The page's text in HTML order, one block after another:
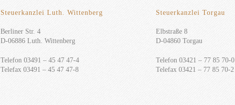
Steuerkanzlei Luth. Wittenberg
Berliner Str. 4
D-06886 Luth. Wittenberg
Telefon 03491 – 45 47 47-4
Telefax 03491 – 45 47 47-8
Steuerkanzlei Torgau
Elbstraße 8
D-04860 Torgau
Telefon 03421 – 77 85 70-0
Telefax 03421 – 77 85 70-2